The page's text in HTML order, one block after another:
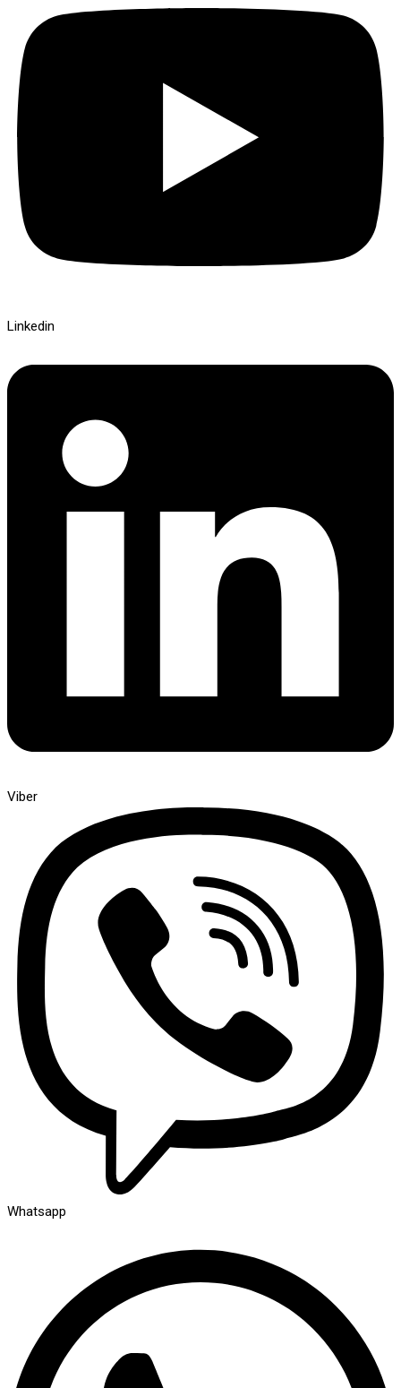
Linkedin
Viber
Whatsapp